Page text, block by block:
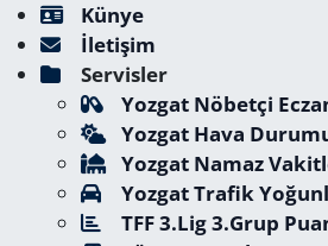
Künye
İletişim
Servisler
Yozgat Nöbetçi
Yozgat Hava
Yozgat Namaz
Yozgat Trafik
TFF 3.Lig 3.Grup